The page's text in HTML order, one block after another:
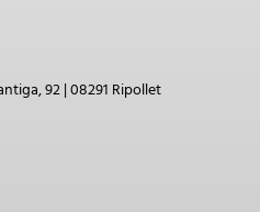
92 | 08291 Ripollet